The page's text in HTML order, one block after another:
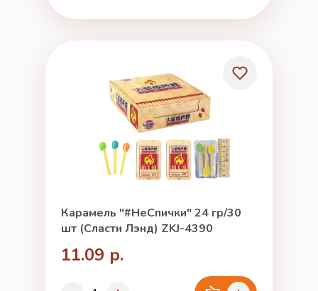
Карамель "#НеСпички" 24 гр/30
шт (Сласти Лэнд) ZKJ-4390
11.09 р.